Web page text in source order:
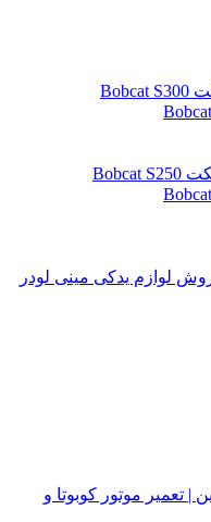
| تعمیر موتور کوبوتا و